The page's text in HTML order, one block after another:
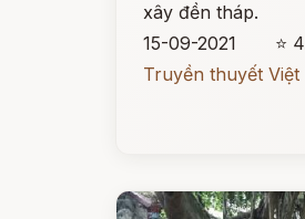
xây đền tháp.
15-09-2021
⭐
Truyền thuyết Việt